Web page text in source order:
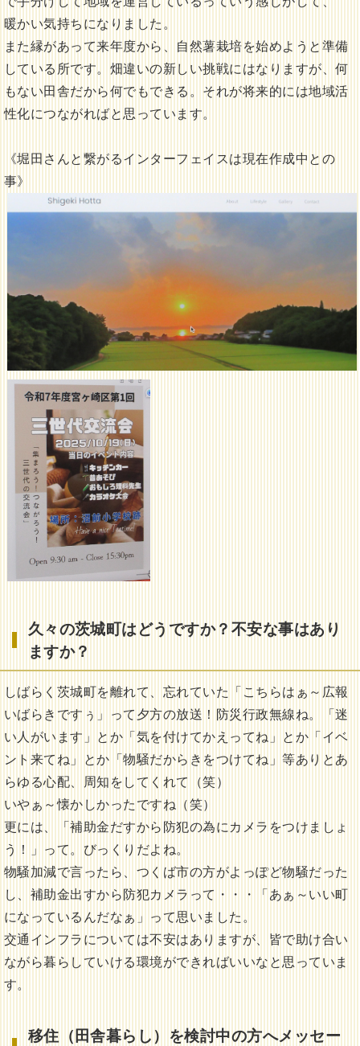
暖かい気持ちになりました。
また縁があって来年度から、自然薯栽培を始めようと準備
している所です。畑違いの新しい挑戦にはなりますが、何
もない田舎だから何でもできる。それが将来的には地域活
性化につながればと思っています。
《堀田さんと繋がるインターフェイスは現在作成中との
事》
久々の茨城町はどうですか？不安な事はあり
ますか？
しばらく茨城町を離れて、忘れていた「こちらはぁ～広報
いばらきですぅ」って夕方の放送！防災行政無線ね。「迷
い人がいます」とか「気を付けてかえってね」とか「イベ
ント来てね」とか「物騒だからきをつけてね」等ありとあ
らゆる心配、周知をしてくれて（笑）
いやぁ～懐かしかったですね（笑）
更には、「補助金だすから防犯の為にカメラをつけましょ
う！」って。びっくりだよね。
物騒加減で言ったら、つくば市の方がよっぽど物騒だった
し、補助金出すから防犯カメラって・・・「あぁ～いい町
になっているんだなぁ」って思いました。
交通インフラについては不安はありますが、皆で助け合い
ながら暮らしていける環境ができればいいなと思っていま
す。
移住（田舎暮らし）を検討中の方へメッセー